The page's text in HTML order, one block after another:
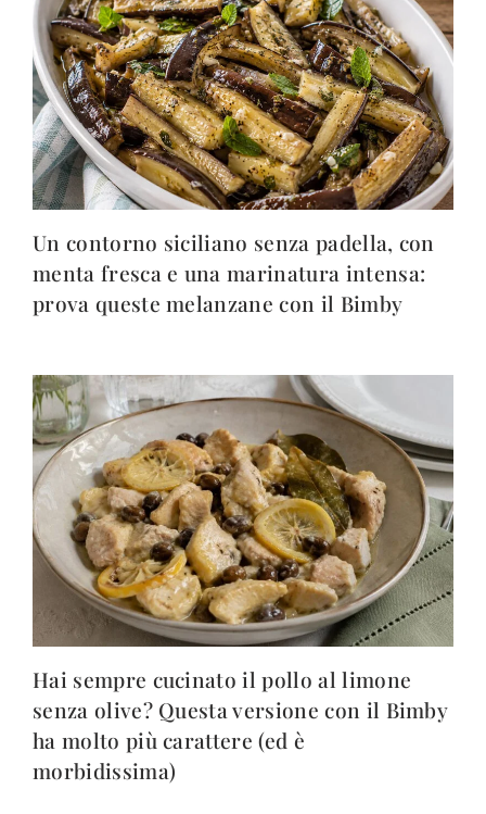
Un contorno siciliano senza padella, con
menta fresca e una marinatura intensa:
prova queste melanzane con il Bimby
Hai sempre cucinato il pollo al limone
senza olive? Questa versione con il Bimby
ha molto più carattere (ed è
morbidissima)